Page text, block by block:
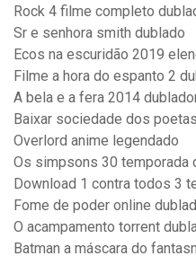
Rock 4 filme completo
Sr e senhora smith dublado
Ecos na escuridão 2019
Filme a hora do espanto 2
A bela e a fera 2014
Baixar sociedade dos
Overlord anime legendado
Os simpsons 30 temporada
Download 1 contra todos 3
Fome de poder online
O acampamento torrent
Batman a máscara do